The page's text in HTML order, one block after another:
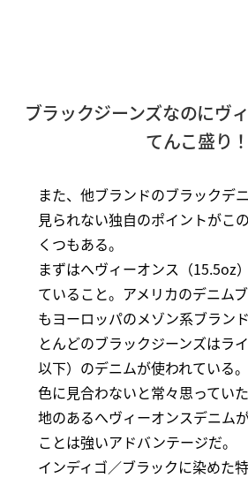
ブラックジーンズなのにヴ
てんこ盛り！
また、他ブランドのブラックデ
見られない独自のポイントがこ
くつもある。
まずはへヴィーオンス（15.5oz
ていること。アメリカのデニム
もヨーロッパのメゾン系ブラン
とんどのブラックジーンズはラ
以下）のデニムが使われている
色に見合わないと常々思ってい
地のあるへヴィーオンスデニム
ことは強いアドバンテージだ。
インディゴ／ブラックに染めた